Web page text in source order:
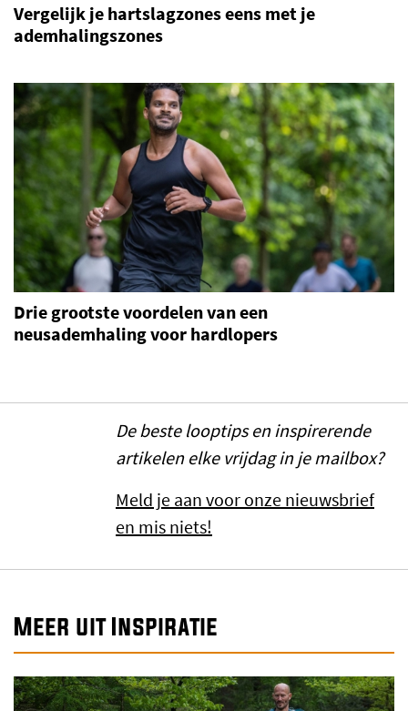
Vergelijk je hartslagzones eens met je
ademhalingszones
Drie grootste voordelen van een
neusademhaling voor hardlopers
De beste looptips en inspirerende
artikelen elke vrijdag in je mailbox?
Meld je aan voor onze nieuwsbrief
en mis niets!
Meer uit Inspiratie